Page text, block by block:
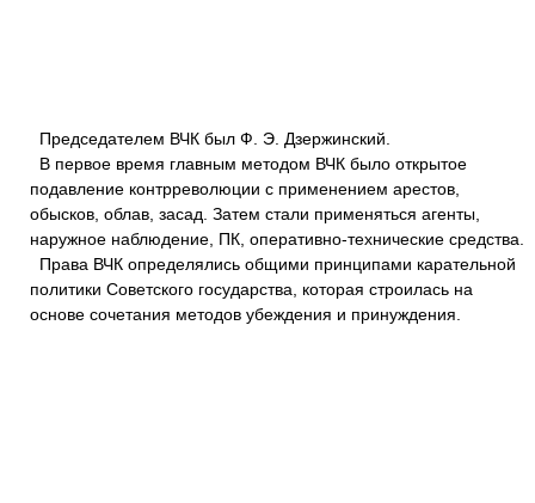
Председателем ВЧК был Ф. Э. Дзержинский.
В первое время главным методом ВЧК было открытое
подавление контрреволюции с применением арестов,
обысков, облав, засад. Затем стали применяться агенты,
наружное наблюдение, ПК, оперативно-технические средства.
Права ВЧК определялись общими принципами карательной
политики Советского государства, которая строилась на
основе сочетания методов убеждения и принуждения.